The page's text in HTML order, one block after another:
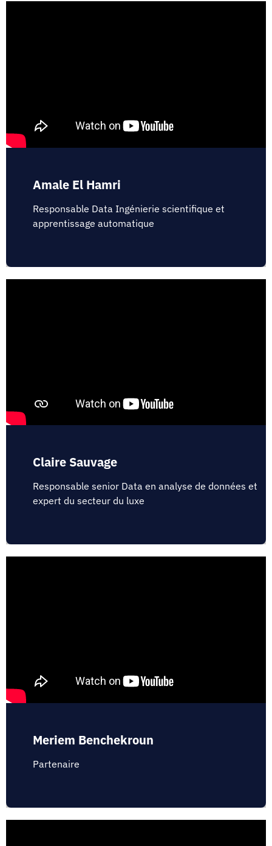
Amale El Hamri
Responsable Data Ingénierie scientifique et
apprentissage automatique
Claire Sauvage
Responsable senior Data en analyse de données et
expert du secteur du luxe
Meriem Benchekroun
Partenaire